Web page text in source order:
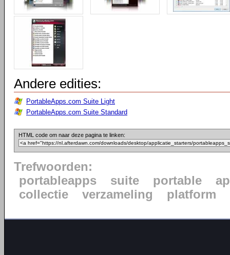
Andere edities:
PortableApps.com Suite Light
PortableApps.com Suite Standard
HTML code om naar deze pagina te linken:
Trefwoorden:
portableapps
suite portable
collectie
verzameling platform